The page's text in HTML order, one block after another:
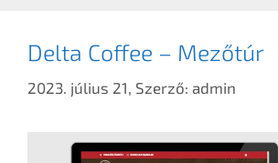
Delta Coffee – Mezőtúr
2023. július 21, Szerző: admin